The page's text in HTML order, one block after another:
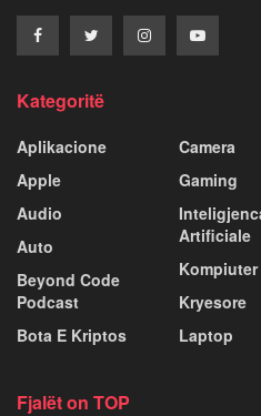
Kategoritë
Aplikacione
Apple
Audio
Auto
Beyond Code
Podcast
Bota E Kriptos
Camera
Gaming
Artificiale
Kompiuter
Kryesore
Laptop
Fjalët on TOP